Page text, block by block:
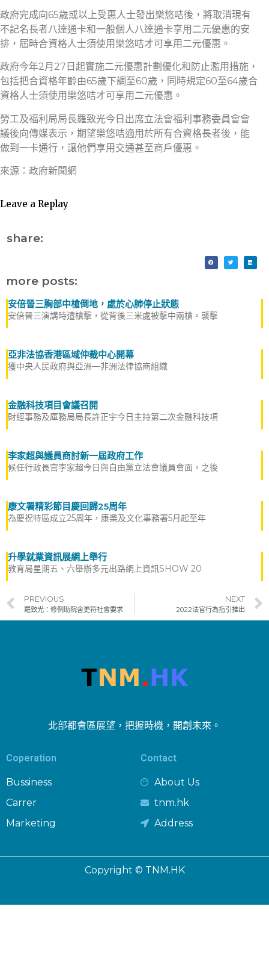
政府完成向65歲或以上受惠人士發出樂悠咭後，將取消現有
不記名長者八達通卡和一般個人八達通卡享用二元優惠的安
排，屆時合資格人士須使用樂悠咭才可享用二元優惠。
政府今年2月27日起實施二元優惠計劃優化和防止濫用措施，
包括把合資格年齡由65歲下調至60歲，同時規定60至64歲合
資格人士須使用樂悠咭才可享用二元優惠。
勞工及福利局局長羅致光今日出席立法會福利事務委員會會
議後向傳媒表示，期望樂悠咭適用於所有合資格長者後，能
做到一卡通行，讓他們享用交通甚至商戶優惠。
來源：政府新聞網
Leave a Replay
share:
more posts:
安倍晉三胸部中槍倒地，處於心肺停止狀態
安倍晉三演講時遭槍擊，從背後三米處被擊中兩槍。襲擊
亞非法協香港區域仲裁中心開幕
獲中央人民政府與亞洲—非洲法律協商組織
金融科技項目會議召開
財經事務及庫務局局長許正宇今日主持第二次金融科技項
李家超與議員商討新一屆政府工作
候任行政長官李家超今日與自由黨立法會議員會面，之後
康文署精彩節目慶回歸25周年
為慶祝特區成立25周年，康樂及文化事務署5月起至年
升學就業資訊展網上舉行
教育局星期五、六舉辦多元出路網上資訊SHOW 20
PREVIOUS
羅致光：修例助院舍更符社會要求
NEXT
2022法官行為指引推出
北部都會區展望，把握時機，開創未來。
Coperation
Bussiness
Carrer
Marketing
Contact
About Us
tnm.hk
Address
Copyright © TNM.HK